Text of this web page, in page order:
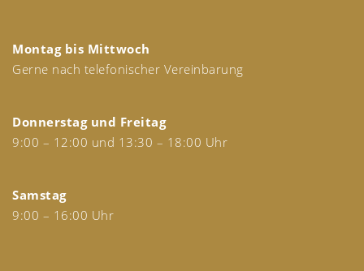
Montag bis Mittwoch
Gerne nach telefonischer Vereinbarung
Donnerstag und Freitag
9:00 – 12:00 und 13:30 – 18:00 Uhr
Samstag
9:00 – 16:00 Uhr